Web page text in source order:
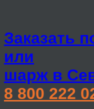
Заказать
или
шарж в
8 800 222